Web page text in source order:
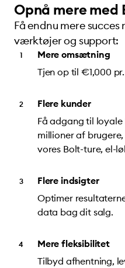
Opnå mere med
Få endnu mere
værktøjer og support:
Mere omsætning
Tjen op til €1,000
Flere kunder
Få adgang til
millioner af
vores Bolt-ture, el-
Flere indsigter
Optimer
data bag dit salg.
Mere fleksibilitet
Tilbyd afhentning,